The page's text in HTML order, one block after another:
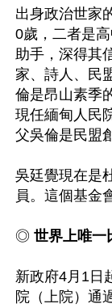
出身政治世家
0歲，二者是
助手，深得其
家、詩人、民
倫是昂山素季
現任緬甸人民
父吳倫是民盟
吳廷覺現在是
員。這個基金
◎ 世界上唯一
新政府4月1日
院（上院）通